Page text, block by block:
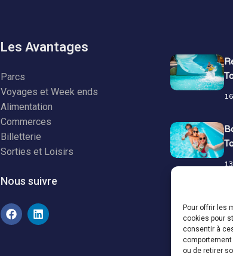
Pour offrir les
cookies pour
consentir à
ou de retirer
Les Avantages
Parcs
Voyages et Week ends
Alimentation
Commerces
Billetterie
Sorties et Loisirs
Nous suivre